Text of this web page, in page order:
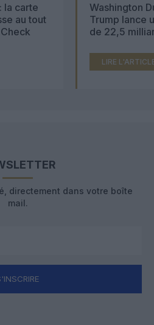
la carte
au tout
Washington
Trump lance
de 22,5
LIRE
directement dans votre boîte
mail.